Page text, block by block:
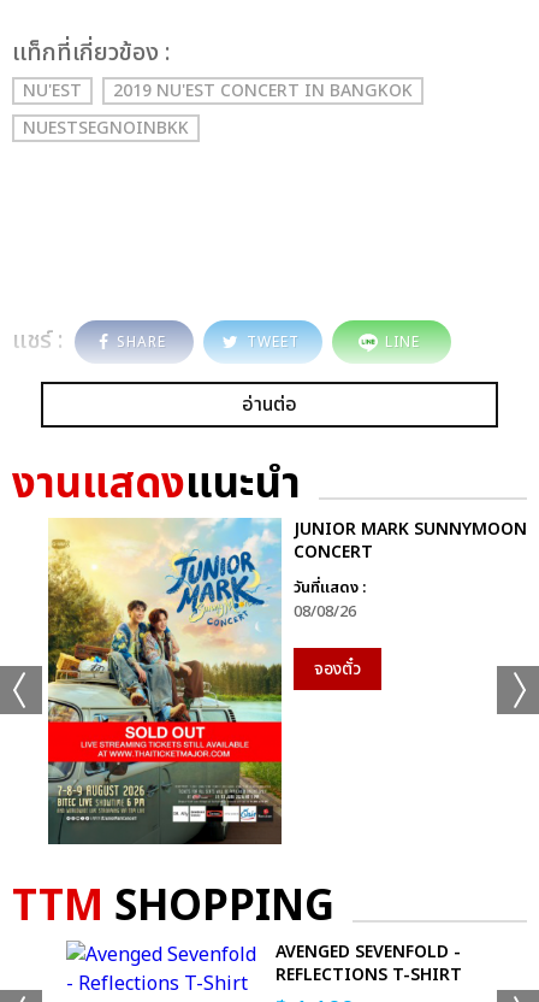
เเท็กที่เกี่ยวข้อง :
NU'EST 2019 NU'EST CONCERT IN BANGKOK
NUESTSEGNOINBKK
แชร์ : SHARE TWEET LINE
อ่านต่อ
งานแสดงแนะนำ
JUNIOR MARK SUNNYMOON
CONCERT
วันที่แสดง :
08/08/26
จองตั๋ว
TTM SHOPPING
AVENGED SEVENFOLD -
REFLECTIONS T-SHIRT